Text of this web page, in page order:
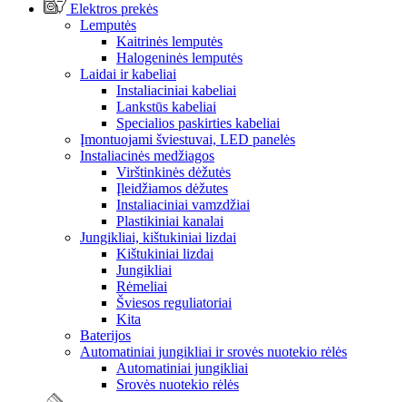
Elektros prekės
Lemputės
Kaitrinės lemputės
Halogeninės lemputės
Laidai ir kabeliai
Instaliaciniai kabeliai
Lankstūs kabeliai
Specialios paskirties kabeliai
Įmontuojami šviestuvai, LED panelės
Instaliacinės medžiagos
Virštinkinės dėžutės
Įleidžiamos dėžutes
Instaliaciniai vamzdžiai
Plastikiniai kanalai
Jungikliai, kištukiniai lizdai
Kištukiniai lizdai
Jungikliai
Rėmeliai
Šviesos reguliatoriai
Kita
Baterijos
Automatiniai jungikliai ir srovės nuotekio rėlės
Automatiniai jungikliai
Srovės nuotekio rėlės